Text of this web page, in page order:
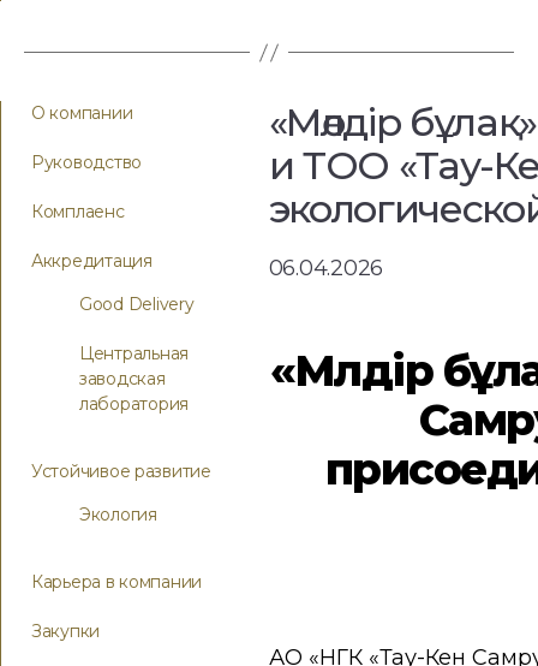
О компании
Руководство
Комплаенс
Аккредитация
Good Delivery
Центральная
заводская
лаборатория
Устойчивое развитие
Экология
Карьера в компании
Закупки
«Мөлдір
и ТОО «Тау-
06.04.2026
«Мөлдір
АО «НГК «Тау-Кен